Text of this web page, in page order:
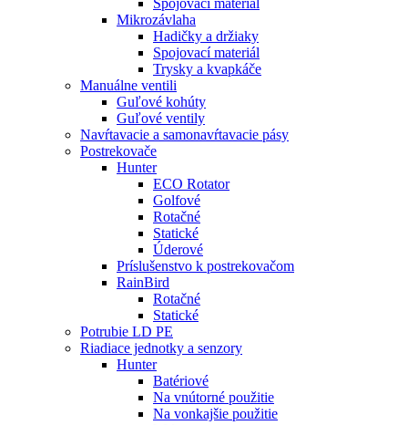
Spojovací materiál
Mikrozávlaha
Hadičky a držiaky
Spojovací materiál
Trysky a kvapkáče
Manuálne ventili
Guľové kohúty
Guľové ventily
Navŕtavacie a samonavŕtavacie pásy
Postrekovače
Hunter
ECO Rotator
Golfové
Rotačné
Statické
Úderové
Príslušenstvo k postrekovačom
RainBird
Rotačné
Statické
Potrubie LD PE
Riadiace jednotky a senzory
Hunter
Batériové
Na vnútorné použitie
Na vonkajšie použitie